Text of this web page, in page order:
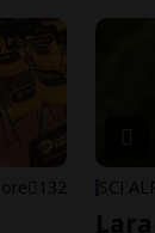
132 SCI